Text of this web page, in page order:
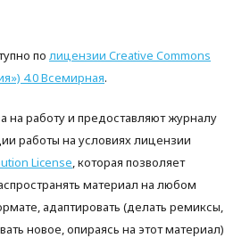
по лицензии Creative Commons
4.0 Всемирная.
на работу и предоставляют журналу
работы на условиях лицензии
License, которая позволяет
материал на любом
адаптировать (делать ремиксы,
новое, опираясь на этот материал)